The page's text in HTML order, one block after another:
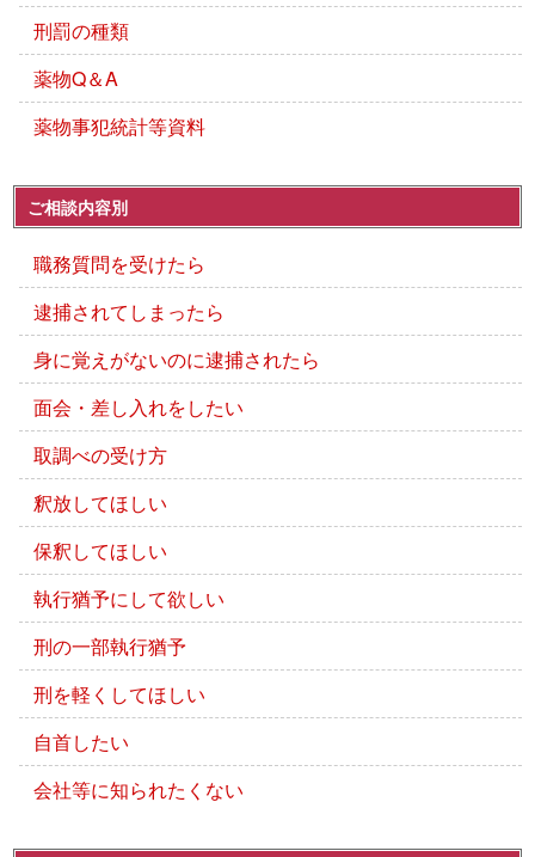
刑罰の種類
薬物Q＆A
薬物事犯統計等資料
ご相談内容別
職務質問を受けたら
逮捕されてしまったら
身に覚えがないのに逮捕されたら
面会・差し入れをしたい
取調べの受け方
釈放してほしい
保釈してほしい
執行猶予にして欲しい
刑の一部執行猶予
刑を軽くしてほしい
自首したい
会社等に知られたくない